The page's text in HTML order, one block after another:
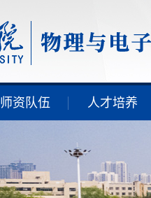
师资队伍 人才培养